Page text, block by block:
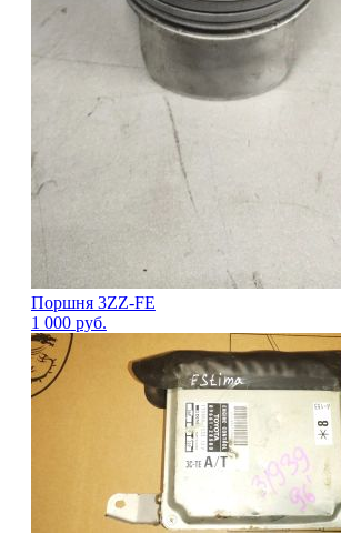
Поршня 3ZZ-FE
1 000 руб.